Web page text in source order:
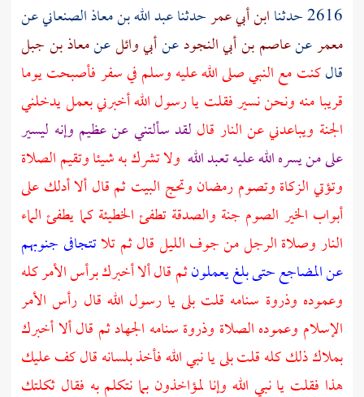
2616 حدثنا
ابن أبي عمرحدثناعبد الله بن معاذ الصنعانيعن
معمرعنعاصم بن أبي النجودعنأبي وائلعنمعاذ بن جبل
قالكنت مع النبي صلى الله عليه وسلم في سفر فأصبحت يوما
قريبا منه ونحن نسير فقلت يا رسول الله أخبرني بعمل يدخلني
الجنة ويباعدني عن النار قال لقد سألتني عن عظيم وإنه ليسير
على من يسره الله عليه تعبد الله ولا تشرك به شيئا وتقيم الصلاة
وتؤتي الزكاة وتصوم رمضان وتحج البيتثم قال ألا أدلك على
أبواب الخير الصوم جنة والصدقة تطفئ الخطيئة كما يطفئ الماء
النار وصلاة الرجل من جوف الليل قال ثم تلاتتجافى جنوبهم
عن المضاجع حتى بلغ يعملونثم قال ألا أخبرك برأس الأمر كله
وعموده وذروة سنامه قلت بلى يا رسول الله قال رأس الأمر
الإسلام وعموده الصلاة وذروة سنامه الجهاد ثم قال ألا أخبرك
بملاك ذلك كله قلت بلى يا نبي الله فأخذ بلسانه قال كف عليك
هذا فقلت يا نبي الله وإنا لمؤاخذون بما نتكلم به فقال ثكلتك